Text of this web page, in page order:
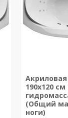
Акриловая
190х120 см
(Общий
ноги)